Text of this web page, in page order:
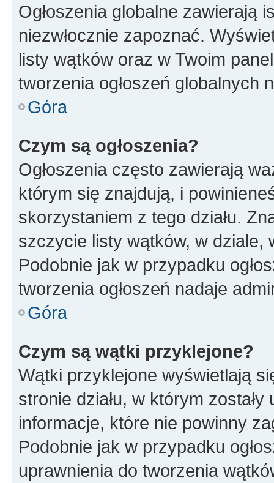
Ogłoszenia globalne zawierają
niezwłocznie zapoznać.
listy wątków oraz w Twoim
tworzenia ogłoszeń globalnych
Góra
Czym są ogłoszenia?
Ogłoszenia często zawierają
którym się znajdują, i
skorzystaniem z tego działu.
szczycie listy wątków, w dziale,
Podobnie jak w przypadku
tworzenia ogłoszeń nadaje
Góra
Czym są wątki przyklejone?
Wątki przyklejone wyświetlają
stronie działu, w którym
informacje, które nie powinny
Podobnie jak w przypadku
uprawnienia do tworzenia